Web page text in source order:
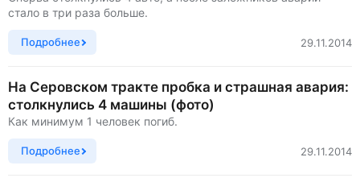
стало в три раза больше.
Подробнее 29.11.2014
На Серовском тракте пробка и страшная авария:
столкнулись 4 машины (фото)
Как минимум 1 человек погиб.
Подробнее 29.11.2014